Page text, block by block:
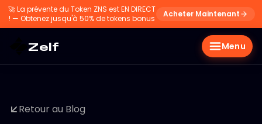
🚀La prévente du Token ZNS est EN DIRECT
! — Obtenez jusqu'à 50% de tokens bonus
Acheter Maintenant
Zelf Menu
Retour au Blog